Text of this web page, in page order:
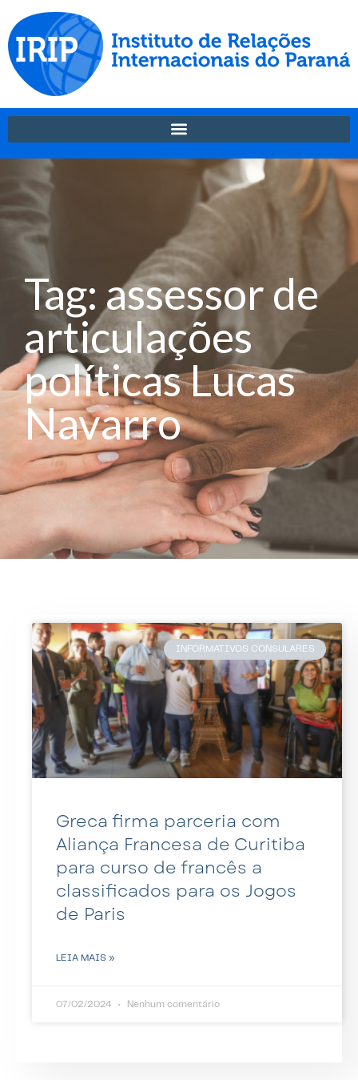
Tag: assessor de
articulações
políticas Lucas
Navarro
INFORMATIVOS CONSULARES
Greca firma parceria com
Aliança Francesa de Curitiba
para curso de francês a
classificados para os Jogos
de Paris
LEIA MAIS »
07/02/2024 Nenhum comentário